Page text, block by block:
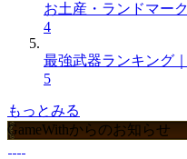
お土産・ランドマー
4
最強武器ランキング
5
もっとみる
GameWithからのお知らせ